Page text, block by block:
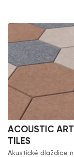
ACOUSTIC
TILES
Akustické dlaždice